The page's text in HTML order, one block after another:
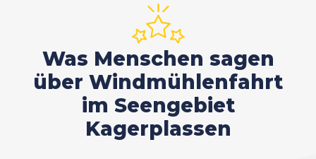
Was Menschen sagen
über Windmühlenfahrt
im Seengebiet
Kagerplassen